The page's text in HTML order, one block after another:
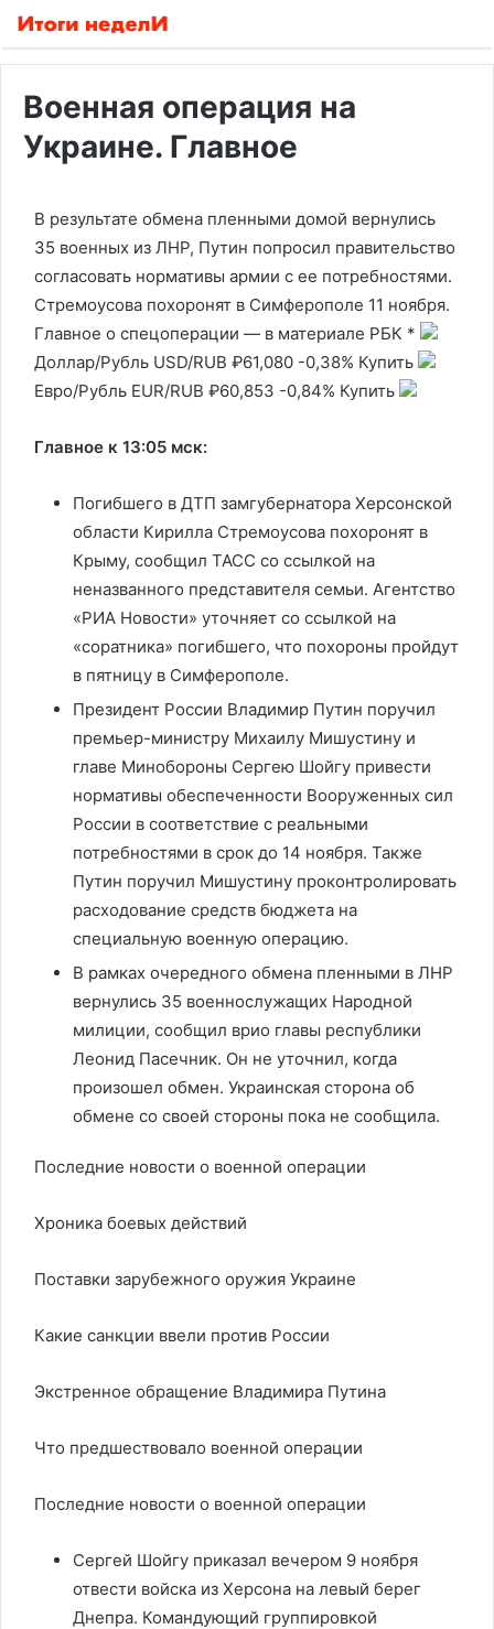
Военная операция на
Украине. Главное
В результате обмена пленными домой вернулись
35 военных из ЛНР, Путин попросил правительство
согласовать нормативы армии с ее потребностями.
Стремоусова похоронят в Симферополе 11 ноября.
Главное о спецоперации — в материале РБК *
Доллар/Рубль USD/RUB ₽61,080 -0,38% Купить
Евро/Рубль EUR/RUB ₽60,853 -0,84% Купить
Главное к 13:05 мск:
Погибшего в ДТП замгубернатора Херсонской
области Кирилла Стремоусова похоронят в
Крыму, сообщил ТАСС со ссылкой на
неназванного представителя семьи. Агентство
«РИА Новости» уточняет со ссылкой на
«соратника» погибшего, что похороны пройдут
в пятницу в Симферополе.
Президент России Владимир Путин поручил
премьер-министру Михаилу Мишустину и
главе Минобороны Сергею Шойгу привести
нормативы обеспеченности Вооруженных сил
России в соответствие с реальными
потребностями в срок до 14 ноября. Также
Путин поручил Мишустину проконтролировать
расходование средств бюджета на
специальную военную операцию.
В рамках очередного обмена пленными в ЛНР
вернулись 35 военнослужащих Народной
милиции, сообщил врио главы республики
Леонид Пасечник. Он не уточнил, когда
произошел обмен. Украинская сторона об
обмене со своей стороны пока не сообщила.
Последние новости о военной операции
Хроника боевых действий
Поставки зарубежного оружия Украине
Какие санкции ввели против России
Экстренное обращение Владимира Путина
Что предшествовало военной операции
Последние новости о военной операции
Сергей Шойгу приказал вечером 9 ноября
отвести войска из Херсона на левый берег
Днепра. Командующий группировкой